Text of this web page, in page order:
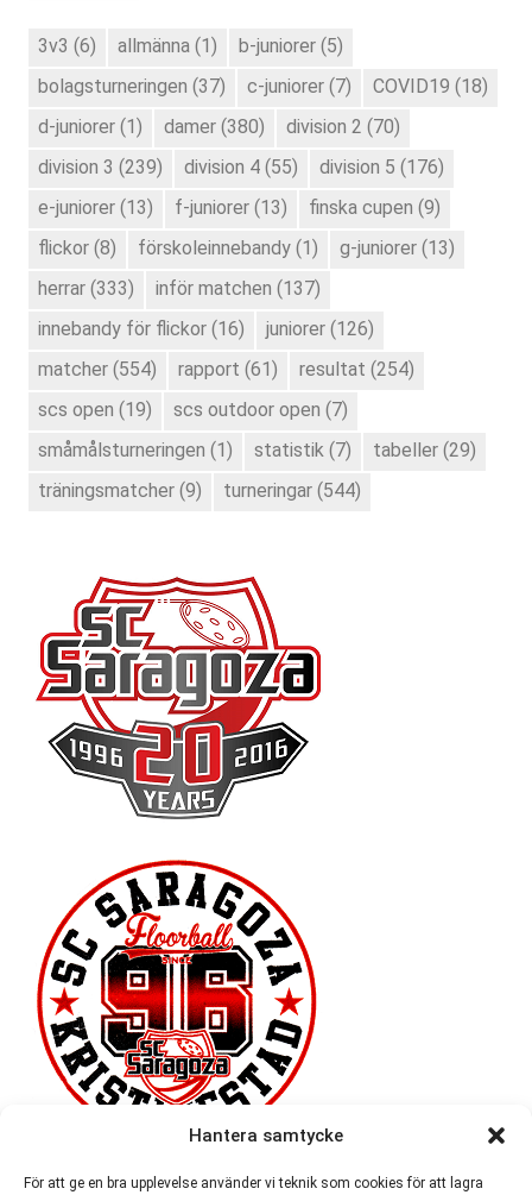
Hantera samtycke
För att ge en bra upplevelse använder vi teknik som cookies för att lagra
3v3 (6) allmänna (1) b-juniorer (5)
bolagsturneringen (37) c-juniorer (7) COVID19 (18)
d-juniorer (1) damer (380) division 2 (70)
division 3 (239) division 4 (55) division 5 (176)
e-juniorer (13) f-juniorer (13) finska cupen (9)
flickor (8) förskoleinnebandy (1) g-juniorer (13)
herrar (333) inför matchen (137)
innebandy för flickor (16) juniorer (126)
matcher (554) rapport (61) resultat (254)
scs open (19) scs outdoor open (7)
småmålsturneringen (1) statistik (7) tabeller (29)
träningsmatcher (9) turneringar (544)